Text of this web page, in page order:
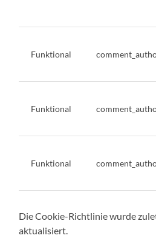
Funktional
Funktional
Funktional
Die Cookie-Richtlinie wurde
aktualisiert.